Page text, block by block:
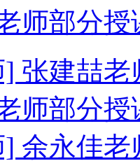
师部分授
] 张建喆老
师部分
] 余永佳老